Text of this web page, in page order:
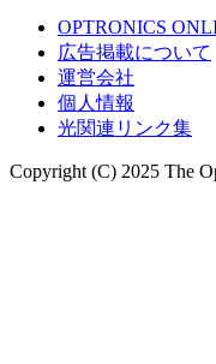
OPTRONICS
広告掲載について
運営会社
個人情報
光関連リンク集
Copyright (C) 2025 The